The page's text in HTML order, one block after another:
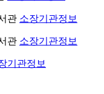
관 소장기관정보
관 소장기관정보
기관정보